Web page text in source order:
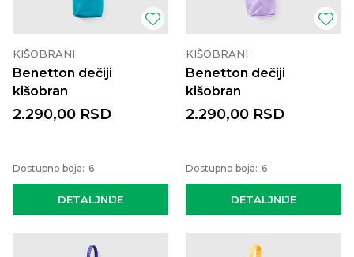
KIŠOBRANI
Benetton dečiji
kišobran
DETALJNIJE
2.290,00 RSD
Dostupno boja: 6
KIŠOBRANI
Benetton dečiji
kišobran
DETALJNIJE
2.290,00 RSD
Dostupno boja: 6